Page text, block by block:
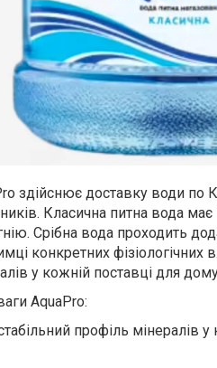
здійснює доставку води по
Класична питна вода
Срібна вода проходить
конкретних
у кожній поставці для
AquaPro:
профіль мінералів у